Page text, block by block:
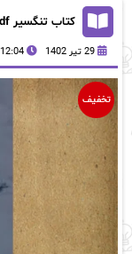
کتاب تنگسیر pdf
29 تیر 1402 12:04
تخفیف